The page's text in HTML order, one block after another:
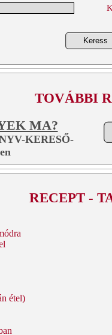
Keress
TOVÁBBI
MA?
KERESŐ-
RECEPT -
étel)